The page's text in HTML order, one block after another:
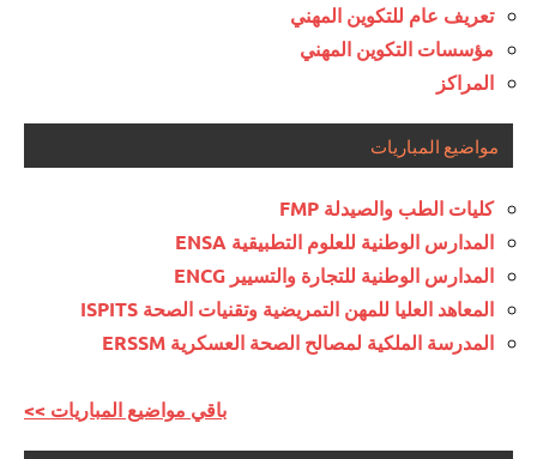
تعريف عام للتكوين المهني
مؤسسات التكوين المهني
المراكز
مواضيع المباريات
كليات الطب والصيدلة FMP
المدارس الوطنية للعلوم التطبيقية ENSA
المدارس الوطنية للتجارة والتسيير ENCG
المعاهد العليا للمهن التمريضية وتقنيات الصحة ISPITS
المدرسة الملكية لمصالح الصحة العسكرية ERSSM
<< باقي مواضيع المباريات